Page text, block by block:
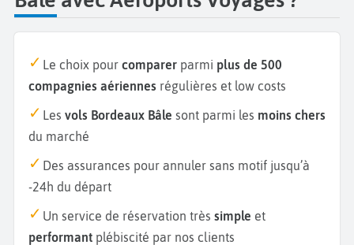
Le choix pour comparer parmi plus de 500
compagnies aériennes régulières et low costs
Les vols Bordeaux Bâle sont parmi les moins chers
du marché
Des assurances pour annuler sans motif jusqu’à
-24h du départ
Un service de réservation très simple et
performant plébiscité par nos clients